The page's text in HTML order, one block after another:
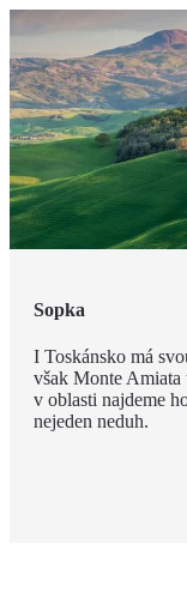
Sopka
I Toskánsko má
však Monte
v oblasti najdeme
nejeden neduh.